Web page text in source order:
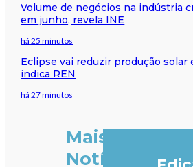
Volume de negócios na indústria
em junho, revela INE
há 25 minutos
Eclipse vai reduzir produção solar
indica REN
há 27 minutos
Mais
Notícias